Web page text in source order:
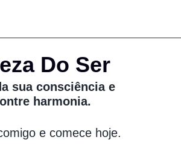
Do Ser
sua consciência e
harmonia.
e comece hoje.